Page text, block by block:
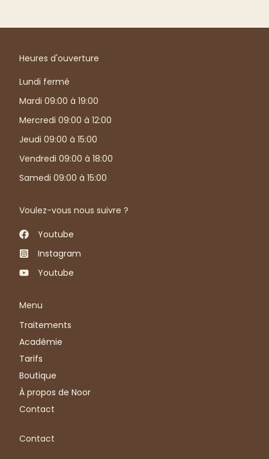
Heures d'ouverture
Lundi fermé
Mardi 09:00 à 19:00
Mercredi 09:00 à 12:00
Jeudi 09:00 à 15:00
Vendredi 09:00 à 18:00
Samedi 09:00 à 15:00
Voulez-vous nous suivre ?
Youtube
Instagram
Youtube
Menu
Traitements
Académie
Tarifs
Boutique
À propos de Noor
Contact
Contact